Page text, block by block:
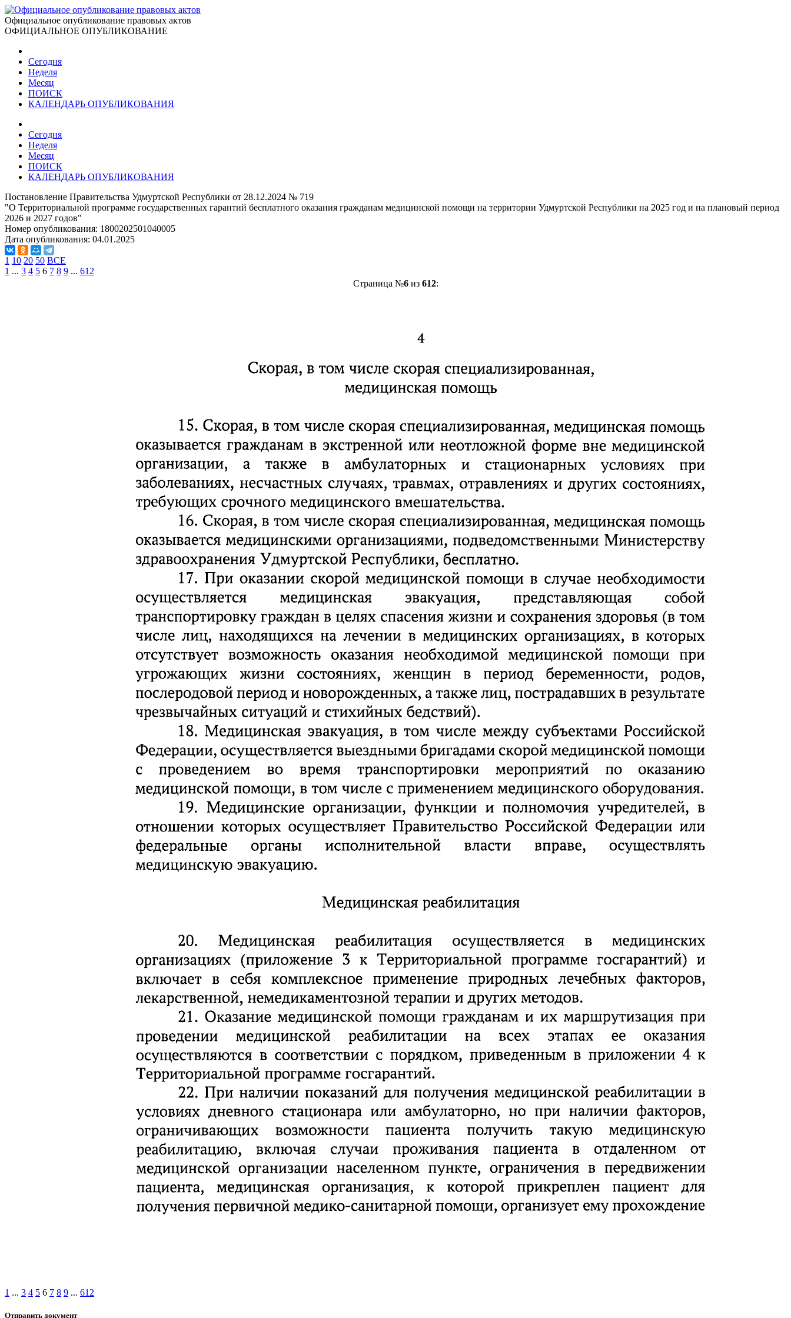
Официальное опубликование правовых актов
ОФИЦИАЛЬНОЕ ОПУБЛИКОВАНИЕ
Сегодня
Неделя
Месяц
ПОИСК
КАЛЕНДАРЬ ОПУБЛИКОВАНИЯ
Сегодня
Неделя
Месяц
ПОИСК
КАЛЕНДАРЬ ОПУБЛИКОВАНИЯ
Постановление Правительства Удмуртской Республики от 28.12.2024 № 719
"О Территориальной программе государственных гарантий бесплатного оказания гражданам медицинской помощи на территории Удмуртской Республики на 2025 год и на плановый период
2026 и 2027 годов"
Номер опубликования: 1800202501040005
Дата опубликования: 04.01.2025
1 10 20 50 ВСЕ
1 ... 3 4 5 6 7 8 9 ... 612
Страница №6из 612:
1 ... 3 4 5 6 7 8 9 ... 612
Отправить документ